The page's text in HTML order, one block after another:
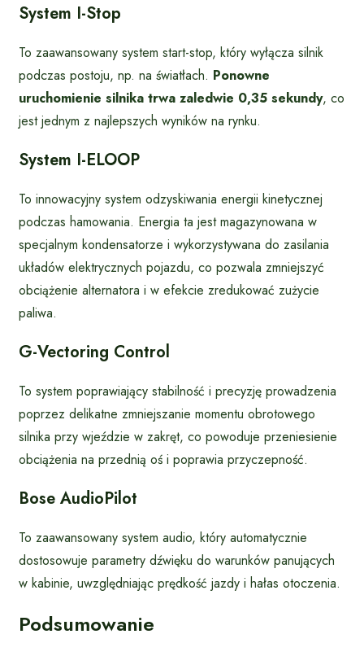
System I-Stop
To zaawansowany system start-stop, który wyłącza silnik
podczas postoju, np. na światłach. Ponowne
uruchomienie silnika trwa zaledwie 0,35 sekundy, co
jest jednym z najlepszych wyników na rynku.
System I-ELOOP
To innowacyjny system odzyskiwania energii kinetycznej
podczas hamowania. Energia ta jest magazynowana w
specjalnym kondensatorze i wykorzystywana do zasilania
układów elektrycznych pojazdu, co pozwala zmniejszyć
obciążenie alternatora i w efekcie zredukować zużycie
paliwa.
G-Vectoring Control
To system poprawiający stabilność i precyzję prowadzenia
poprzez delikatne zmniejszanie momentu obrotowego
silnika przy wjeździe w zakręt, co powoduje przeniesienie
obciążenia na przednią oś i poprawia przyczepność.
Bose AudioPilot
To zaawansowany system audio, który automatycznie
dostosowuje parametry dźwięku do warunków panujących
w kabinie, uwzględniając prędkość jazdy i hałas otoczenia.
Podsumowanie